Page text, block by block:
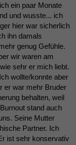
ein paar Monate
und wusste... ich
hier war sicherlich
ihn damals
genug Gefühle.
wir waren am
sehr er mich liebt.
wollte/konnte aber
er war mehr Bruder
behalten, weil
stand auch
Seine Mutter
Partner. Ich
ist sehr konservativ